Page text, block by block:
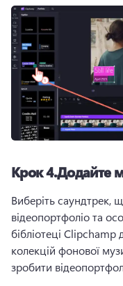
Крок 4.Додайте
Виберіть саундтрек,
відеопортфоліо та
бібліотеці
колекцій фонової
зробити